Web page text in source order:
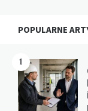
Widgets
POPULARNE
1